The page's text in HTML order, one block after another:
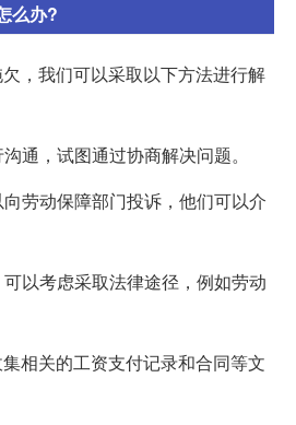
么办?
，我们可以采取以下方法进行解
通，试图通过协商解决问题。
劳动保障部门投诉，他们可以介
以考虑采取法律途径，例如劳动
相关的工资支付记录和合同等文